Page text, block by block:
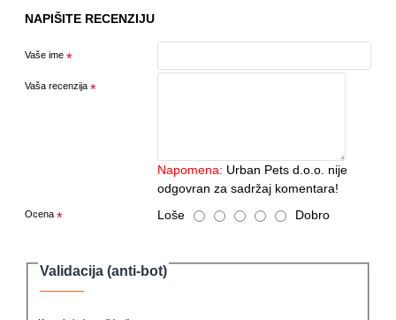
NAPIŠITE RECENZIJU
Vaše ime
Vaša recenzija
Napomena: Urban Pets d.o.o. nije
odgovran za sadržaj komentara!
Ocena Loše Dobro
Validacija (anti-bot)